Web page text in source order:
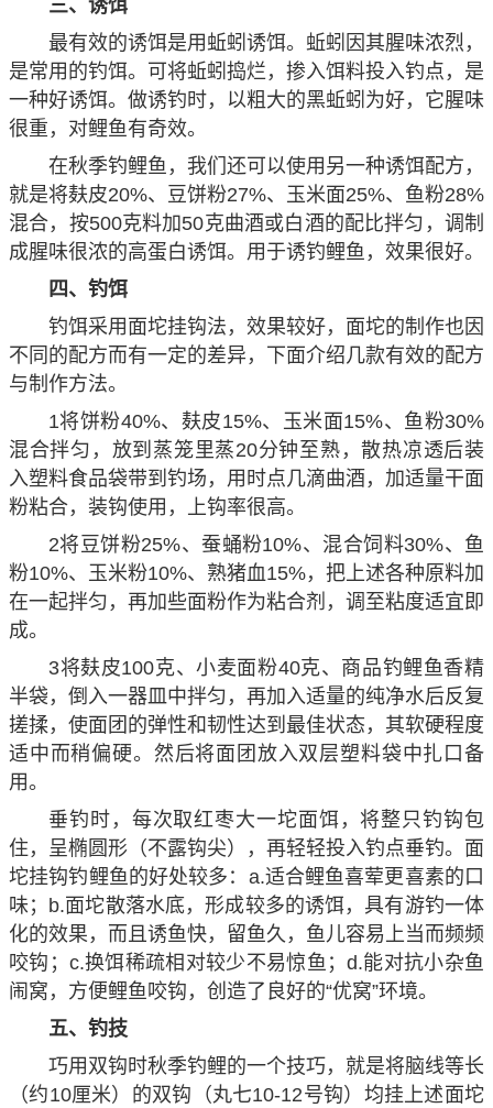
三、诱饵
最有效的诱饵是用蚯蚓诱饵。蚯蚓因其腥味浓烈，
是常用的钓饵。可将蚯蚓捣烂，掺入饵料投入钓点，是
一种好诱饵。做诱钓时，以粗大的黑蚯蚓为好，它腥味
很重，对鲤鱼有奇效。
在秋季钓鲤鱼，我们还可以使用另一种诱饵配方，
就是将麸皮20%、豆饼粉27%、玉米面25%、鱼粉28%
混合，按500克料加50克曲酒或白酒的配比拌匀，调制
成腥味很浓的高蛋白诱饵。用于诱钓鲤鱼，效果很好。
四、钓饵
钓饵采用面坨挂钩法，效果较好，面坨的制作也因
不同的配方而有一定的差异，下面介绍几款有效的配方
与制作方法。
1将饼粉40%、麸皮15%、玉米面15%、鱼粉30%
混合拌匀，放到蒸笼里蒸20分钟至熟，散热凉透后装
入塑料食品袋带到钓场，用时点几滴曲酒，加适量干面
粉粘合，装钩使用，上钩率很高。
2将豆饼粉25%、蚕蛹粉10%、混合饲料30%、鱼
粉10%、玉米粉10%、熟猪血15%，把上述各种原料加
在一起拌匀，再加些面粉作为粘合剂，调至粘度适宜即
成。
3将麸皮100克、小麦面粉40克、商品钓鲤鱼香精
半袋，倒入一器皿中拌匀，再加入适量的纯净水后反复
搓揉，使面团的弹性和韧性达到最佳状态，其软硬程度
适中而稍偏硬。然后将面团放入双层塑料袋中扎口备
用。
垂钓时，每次取红枣大一坨面饵，将整只钓钩包
住，呈椭圆形（不露钩尖），再轻轻投入钓点垂钓。面
坨挂钩钓鲤鱼的好处较多：a.适合鲤鱼喜荤更喜素的口
味；b.面坨散落水底，形成较多的诱饵，具有游钓一体
化的效果，而且诱鱼快，留鱼久，鱼儿容易上当而频频
咬钩；c.换饵稀疏相对较少不易惊鱼；d.能对抗小杂鱼
闹窝，方便鲤鱼咬钩，创造了良好的“优窝”环境。
五、钓技
巧用双钩时秋季钓鲤的一个技巧，就是将脑线等长
（约10厘米）的双钩（丸七10-12号钩）均挂上述面坨